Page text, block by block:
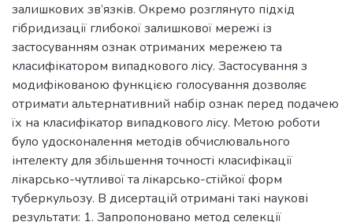
залишкових зв’язків. Окремо розглянуто підхід
гібридизації глибокої залишкової мережі із
застосуванням ознак отриманих мережею та
класифікатором випадкового лісу. Застосування з
модифікованою функцією голосування дозволяє
отримати альтернативний набір ознак перед подачею
їх на класифікатор випадкового лісу. Метою роботи
було удосконалення методів обчислювального
інтелекту для збільшення точності класифікації
лікарсько-чутливої та лікарсько-стійкої форм
туберкульозу. В дисертацій отримані такі наукові
результати: 1. Запропоновано метод селекції